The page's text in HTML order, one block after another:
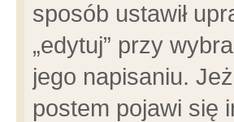
sposób ustawił
„edytuj” przy
jego napisaniu.
postem pojawi się